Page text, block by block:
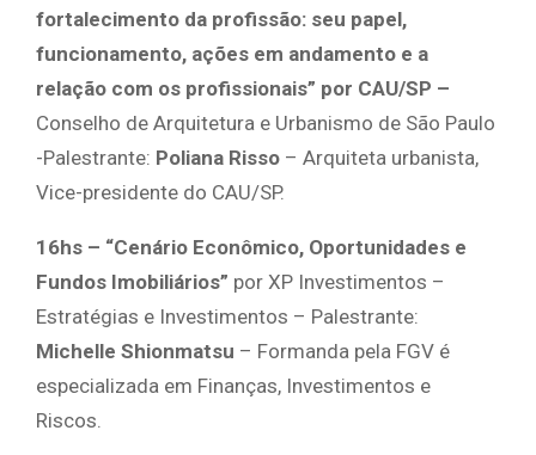
fortalecimento da profissão: seu papel,
funcionamento, ações em andamento e a
relação com os profissionais” por CAU/SP –
Conselho de Arquitetura e Urbanismo de São Paulo
-Palestrante: Poliana Risso – Arquiteta urbanista,
Vice-presidente do CAU/SP.
16hs – “Cenário Econômico, Oportunidades e
Fundos Imobiliários” por XP Investimentos –
Estratégias e Investimentos – Palestrante:
Michelle Shionmatsu – Formanda pela FGV é
especializada em Finanças, Investimentos e
Riscos.